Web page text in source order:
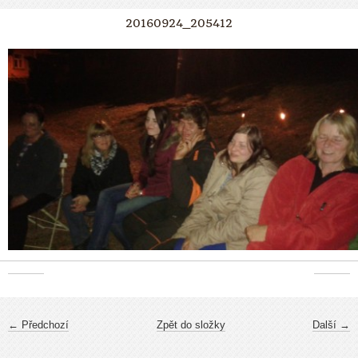
20160924_205412
← Předchozí Další →
Zpět do složky